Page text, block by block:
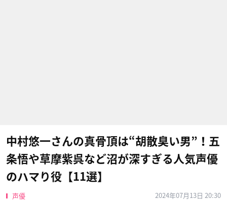
中村悠一さんの真骨頂は“胡散臭い男”！五
条悟や草摩紫呉など沼が深すぎる人気声優
のハマり役【11選】
声優 2024年07月13日 20:30